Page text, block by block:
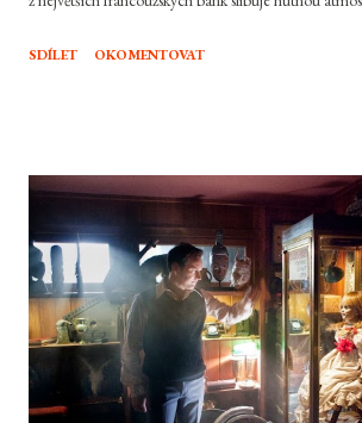
váš čas? Marc Tourneuil žil ve stínu svého šéfa
zjišťuje, jeho dosazení nebylo jen tak. Akcionáři a
nadnárodního bankovního giganta do čela
manipulovatelného, aby jejich dlouho připravované
Marc ovšem není jedním z těch, kteří se nechají vodit
že se stal jen černým koněm v mocenském boji...
SDÍLET OKOMENTOVAT